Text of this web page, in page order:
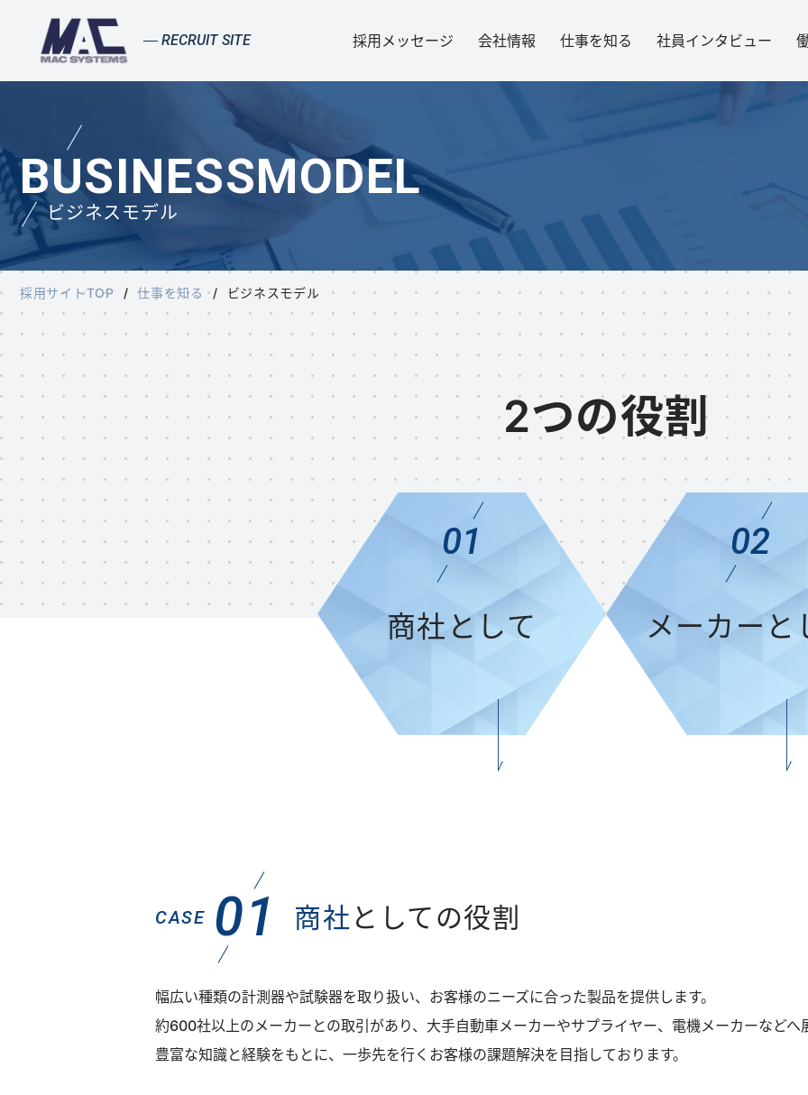
RECRUIT SITE 採用メッセージ 会社情報 仕事を知る 社員インタビュー
BUSINESSMODEL
ビジネスモデル
採用サイトTOP 仕事を知る ビジネスモデル
2つの役割
01
商社として
02
メーカーと
CASE 01 商社 としての役割
幅広い種類の計測器や試験器を取り扱い、お客様のニーズに合った製品を提供します。
約600社以上のメーカーとの取引があり、大手自動車メーカーやサプライヤー、電機メーカーなどへ
豊富な知識と経験をもとに、一歩先を行くお客様の課題解決を目指しております。